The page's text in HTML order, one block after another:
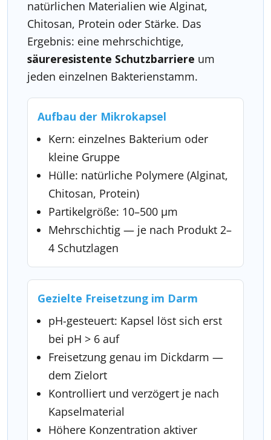
natürlichen Materialien wie Alginat,
Chitosan, Protein oder Stärke. Das
Ergebnis: eine mehrschichtige,
säureresistente Schutzbarriere um
jeden einzelnen Bakterienstamm.
Aufbau der Mikrokapsel
Kern: einzelnes Bakterium oder
kleine Gruppe
Hülle: natürliche Polymere (Alginat,
Chitosan, Protein)
Partikelgröße: 10–500 µm
Mehrschichtig — je nach Produkt 2–
4 Schutzlagen
Gezielte Freisetzung im Darm
pH-gesteuert: Kapsel löst sich erst
bei pH > 6 auf
Freisetzung genau im Dickdarm —
dem Zielort
Kontrolliert und verzögert je nach
Kapselmaterial
Höhere Konzentration aktiver